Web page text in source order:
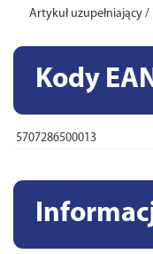
Artykuł uzupełniający
Kody
5707286500013